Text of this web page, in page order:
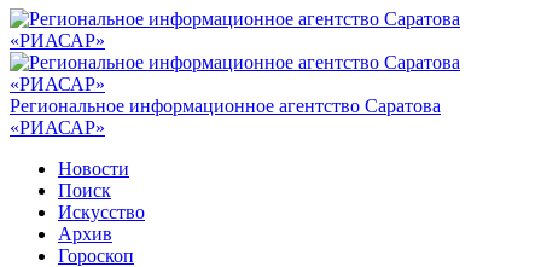
Региональное информационное агентство Саратова
«РИАСАР»
Новости
Поиск
Искусство
Архив
Гороскоп